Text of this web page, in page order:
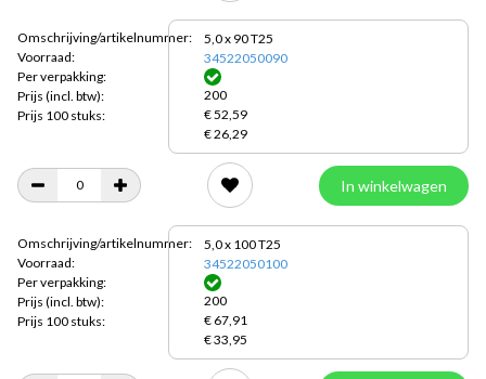
Omschrijving/artikelnummer:
Voorraad:
Per verpakking:
Prijs (incl. btw):
Prijs 100 stuks:
5,0 x 90 T25
34522050090
200
€ 52,59
€ 26,29
In winkelwagen
Omschrijving/artikelnummer:
Voorraad:
Per verpakking:
Prijs (incl. btw):
Prijs 100 stuks:
5,0 x 100 T25
34522050100
200
€ 67,91
€ 33,95